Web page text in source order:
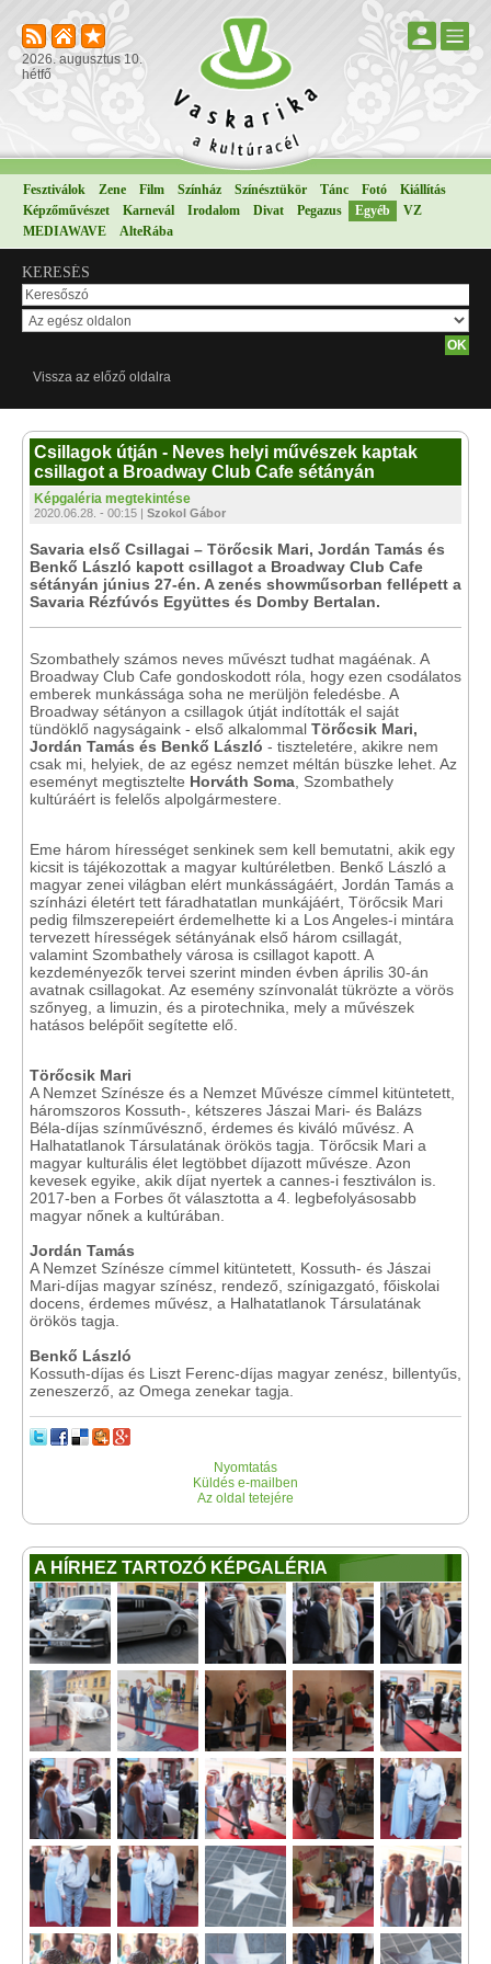
2026. augusztus 10.
hétfő
Fesztiválok Zene Film Színház Színésztükör Tánc Fotó
Kiállítás
Képzőművészet
Karnevál Irodalom Divat Pegazus Egyéb
VZ
MEDIAWAVE
AlteRába
KERESÉS
Vissza az előző oldalra
Csillagok útján - Neves helyi művészek kaptak
csillagot a Broadway Club Cafe sétányán
Képgaléria megtekintése
2020.06.28. - 00:15 | Szokol Gábor
Savaria első Csillagai – Törőcsik Mari, Jordán Tamás és
Benkő László kapott csillagot a Broadway Club Cafe
sétányán június 27-én. A zenés showműsorban fellépett a
Savaria Rézfúvós Együttes és Domby Bertalan.
Szombathely számos neves művészt tudhat magáénak. A
Broadway Club Cafe gondoskodott róla, hogy ezen csodálatos
emberek munkássága soha ne merüljön feledésbe. A
Broadway sétányon a csillagok útját indították el saját
tündöklő nagyságaink - első alkalommal Törőcsik Mari,
Jordán Tamás és Benkő László - tiszteletére, akikre nem
csak mi, helyiek, de az egész nemzet méltán büszke lehet. Az
eseményt megtisztelte Horváth Soma , Szombathely
kultúráért is felelős alpolgármestere.
Eme három hírességet senkinek sem kell bemutatni, akik egy
kicsit is tájékozottak a magyar kultúréletben. Benkő László a
magyar zenei világban elért munkásságáért, Jordán Tamás a
színházi életért tett fáradhatatlan munkájáért, Törőcsik Mari
pedig filmszerepeiért érdemelhette ki a Los Angeles-i mintára
tervezett hírességek sétányának első három csillagát,
valamint Szombathely városa is csillagot kapott. A
kezdeményezők tervei szerint minden évben április 30-án
avatnak csillagokat. Az esemény színvonalát tükrözte a vörös
szőnyeg, a limuzin, és a pirotechnika, mely a művészek
hatásos belépőit segítette elő.
Törőcsik Mari
A Nemzet Színésze és a Nemzet Művésze címmel kitüntetett,
háromszoros Kossuth-, kétszeres Jászai Mari- és Balázs
Béla-díjas színművésznő, érdemes és kiváló művész. A
Halhatatlanok Társulatának örökös tagja. Törőcsik Mari a
magyar kulturális élet legtöbbet díjazott művésze. Azon
kevesek egyike, akik díjat nyertek a cannes-i fesztiválon is.
2017-ben a Forbes őt választotta a 4. legbefolyásosabb
magyar nőnek a kultúrában.
Jordán Tamás
A Nemzet Színésze címmel kitüntetett, Kossuth- és Jászai
Mari-díjas magyar színész, rendező, színigazgató, főiskolai
docens, érdemes művész, a Halhatatlanok Társulatának
örökös tagja.
Benkő László
Kossuth-díjas és Liszt Ferenc-díjas magyar zenész, billentyűs,
zeneszerző, az Omega zenekar tagja.
Nyomtatás
Küldés e-mailben
Az oldal tetejére
A HÍRHEZ TARTOZÓ KÉPGALÉRIA